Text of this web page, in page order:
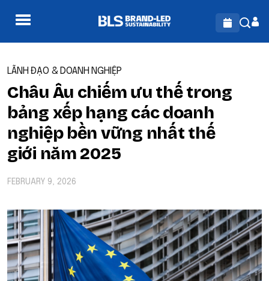
LÃNH ĐẠO & DOANH NGHIỆP
Châu Âu chiếm ưu thế trong
bảng xếp hạng các doanh
nghiệp bền vững nhất thế
giới năm 2025
FEBRUARY 9, 2026